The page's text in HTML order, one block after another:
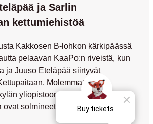
ja Sarlin
kettumiehistöä
Kakkosen B-lohkon kärkipäässä
pelaavan KaaPo:n riveistä, kun
ja Juuso Eteläpää siirtyvät
Molemmat miehet
yliopistoon liikuntatieteitä
solmineet pelaajasopimukset